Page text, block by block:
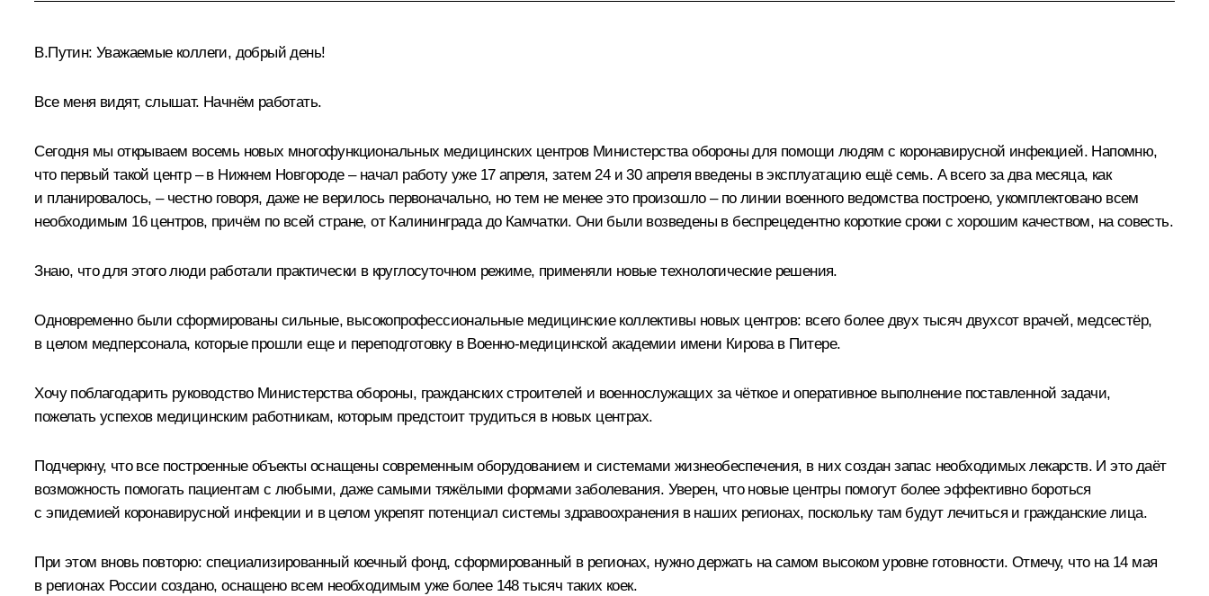
В.Путин: Уважаемые коллеги, добрый день!
Все меня видят, слышат. Начнём работать.
Сегодня мы открываем восемь новых многофункциональных медицинских центров Министерства обороны для помощи людям с коронавирусной инфекцией. Напомню,
что первый такой центр – в Нижнем Новгороде – начал работу уже 17 апреля, затем 24 и 30 апреля введены в эксплуатацию ещё семь. А всего за два месяца, как
и планировалось, – честно говоря, даже не верилось первоначально, но тем не менее это произошло – по линии военного ведомства построено, укомплектовано всем
необходимым 16 центров, причём по всей стране, от Калининграда до Камчатки. Они были возведены в беспрецедентно короткие сроки с хорошим качеством, на совесть.
Знаю, что для этого люди работали практически в круглосуточном режиме, применяли новые технологические решения.
Одновременно были сформированы сильные, высокопрофессиональные медицинские коллективы новых центров: всего более двух тысяч двухсот врачей, медсестёр,
в целом медперсонала, которые прошли еще и переподготовку в Военно-медицинской академии имени Кирова в Питере.
Хочу поблагодарить руководство Министерства обороны, гражданских строителей и военнослужащих за чёткое и оперативное выполнение поставленной задачи,
пожелать успехов медицинским работникам, которым предстоит трудиться в новых центрах.
Подчеркну, что все построенные объекты оснащены современным оборудованием и системами жизнеобеспечения, в них создан запас необходимых лекарств. И это даёт
возможность помогать пациентам с любыми, даже самыми тяжёлыми формами заболевания. Уверен, что новые центры помогут более эффективно бороться
с эпидемией коронавирусной инфекции и в целом укрепят потенциал системы здравоохранения в наших регионах, поскольку там будут лечиться и гражданские лица.
При этом вновь повторю: специализированный коечный фонд, сформированный в регионах, нужно держать на самом высоком уровне готовности. Отмечу, что на 14 мая
в регионах России создано, оснащено всем необходимым уже более 148 тысяч таких коек.